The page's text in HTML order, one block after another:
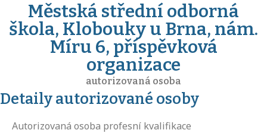
Městská střední odborná
škola, Klobouky u Brna, nám.
Míru 6, příspěvková
organizace
autorizovaná osoba
Detaily autorizované osoby
Autorizovaná osoba profesní kvalifikace